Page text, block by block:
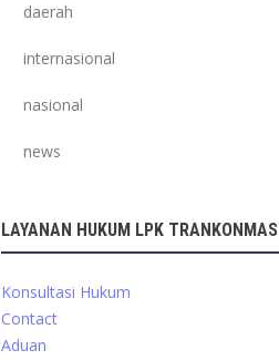
daerah
internasional
nasional
news
LAYANAN HUKUM LPK TRANKONMASI
Konsultasi Hukum
Contact
Aduan